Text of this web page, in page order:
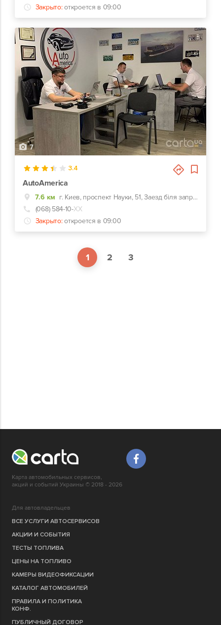
Закрыто: откроется в 09:00
7
3.4
AutoAmerica
7.6 км
г. Киев, проспект Науки, 51, Заезд біля заправки WOG
(068) 584-10-ХХ
Закрыто: откроется в 09:00
1 2 3
Карта автомобильных сервисов,
акций и событий Украины © 2018 - 2026
Для автовладельцев
ВСЕ УСЛУГИ АВТОСЕРВИСОВ
АКЦИИ И СОБЫТИЯ
ТЕСТЫ ТОПЛИВА
ЦЕНЫ НА ТОПЛИВО
КАМЕРЫ ВИДЕОФИКСАЦИИ
КАТАЛОГ АВТОМОБИЛЕЙ
ПРАВИЛА И ПОЛИТИКА
КОНФ.
ПУБЛИЧНЫЙ ДОГОВОР